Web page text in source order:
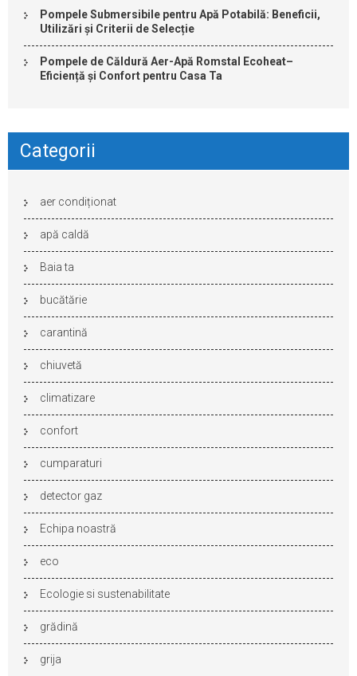
Pompele Submersibile pentru Apă Potabilă: Beneficii,
Utilizări și Criterii de Selecție
Pompele de Căldură Aer-Apă Romstal Ecoheat–
Eficiență și Confort pentru Casa Ta
Categorii
aer condiționat
apă caldă
Baia ta
bucătărie
carantină
chiuvetă
climatizare
confort
cumparaturi
detector gaz
Echipa noastră
eco
Ecologie si sustenabilitate
grădină
grija